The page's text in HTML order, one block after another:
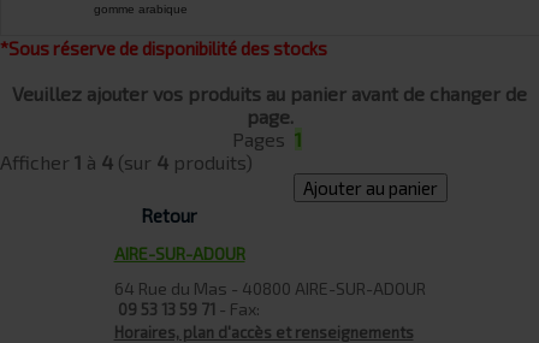
gomme arabique
*Sous réserve de disponibilité des stocks
Veuillez ajouter vos produits au panier avant de changer de
page.
Pages 1
Afficher 1 à 4 (sur 4 produits)
Ajouter au panier
Retour
AIRE-SUR-ADOUR
64 Rue du Mas - 40800 AIRE-SUR-ADOUR
09 53 13 59 71 - Fax:
Horaires, plan d'accès et renseignements